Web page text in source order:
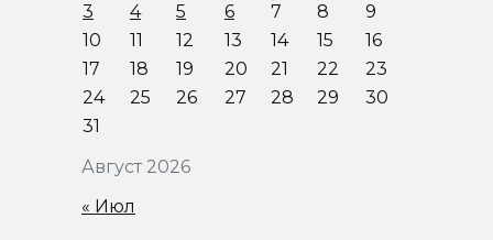
Август 2026
3
4 5 6 7 8
9
10
11 12 13 14 15
16
17
18 19 20 21 22
23
24
25 26 27 28 29
30
31
« Июл